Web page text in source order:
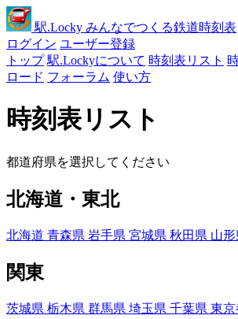
駅.Locky みんなでつくる鉄道時刻表
ログイン ユーザー登録
トップ 駅.Lockyについて 時刻表リスト
ロード フォーラム 使い方
時刻表リスト
都道府県を選択してください
北海道・東北
北海道 青森県 岩手県 宮城県 秋田県 山形
関東
茨城県 栃木県 群馬県 埼玉県 千葉県 東京